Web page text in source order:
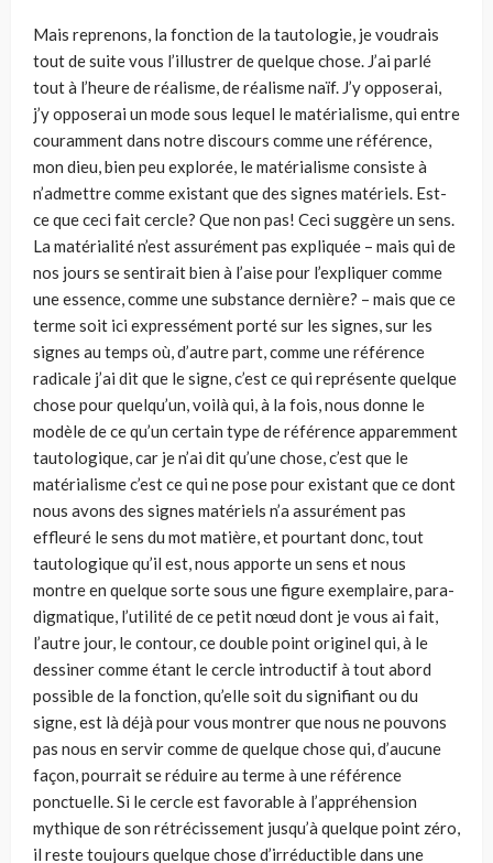
Mais reprenons, la fonction de la tautologie, je voudrais
tout de suite vous l’illustrer de quelque chose. J’ai parlé
tout à l’heure de réalisme, de réalisme naïf. J’y opposerai,
j’y opposerai un mode sous lequel le matérialisme, qui entre
cou­ramment dans notre discours comme une référence,
mon dieu, bien peu explo­rée, le matérialisme consiste à
n’admettre comme existant que des signes maté­riels. Est-
ce que ceci fait cercle? Que non pas! Ceci suggère un sens.
La maté­rialité n’est assurément pas expliquée – mais qui de
nos jours se sentirait bien à l’aise pour l’expliquer comme
une essence, comme une substance dernière? – mais que ce
terme soit ici expressément porté sur les signes, sur les
signes au temps où, d’autre part, comme une référence
radicale j’ai dit que le signe, c’est ce qui représente quelque
chose pour quelqu’un, voilà qui, à la fois, nous donne le
modèle de ce qu’un certain type de référence apparemment
tautologique, car je n’ai dit qu’une chose, c’est que le
matérialisme c’est ce qui ne pose pour exis­tant que ce dont
nous avons des signes matériels n’a assurément pas
effleuré le sens du mot matière, et pourtant donc, tout
tautologique qu’il est, nous appor­te un sens et nous
montre en quelque sorte sous une figure exemplaire, para­
digmatique, l’utilité de ce petit nœud dont je vous ai fait,
l’autre jour, le contour, ce double point originel qui, à le
dessiner comme étant le cercle introductif à tout abord
possible de la fonction, qu’elle soit du signifiant ou du
signe, est là déjà pour vous montrer que nous ne pouvons
pas nous en servir comme de quelque chose qui, d’aucune
façon, pourrait se réduire au terme à une référen­ce
ponctuelle. Si le cercle est favorable à l’appréhension
mythique de son rétré­cissement jusqu’à quelque point zéro,
il reste toujours quelque chose d’irré­ductible dans une